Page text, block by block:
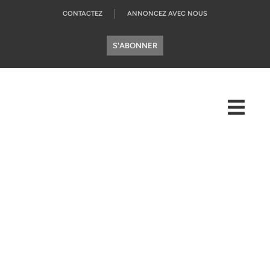
CONTACTEZ ANNONCEZ AVEC NOUS
S'ABONNER